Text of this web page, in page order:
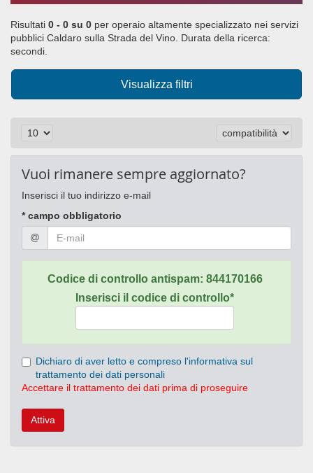
Risultati 0 - 0 su 0 per operaio altamente specializzato nei servizi
pubblici Caldaro sulla Strada del Vino. Durata della ricerca:
secondi.
Visualizza filtri
Vuoi rimanere sempre aggiornato?
Inserisci il tuo indirizzo e-mail
* campo obbligatorio
Codice di controllo antispam: 844170166
Inserisci il codice di controllo*
Dichiaro di aver letto e compreso l'informativa sul
trattamento dei dati personali
Accettare il trattamento dei dati prima di proseguire
Attiva